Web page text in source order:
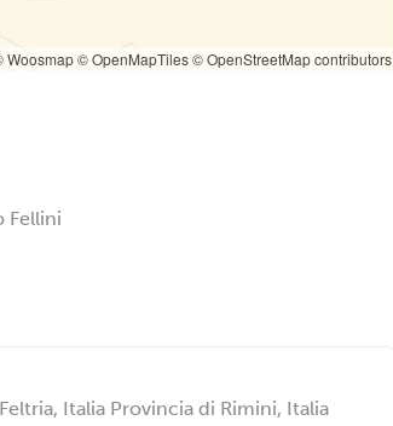
Woosmap© OpenMapTiles© OpenStreetMap contributors
Fellini
Italia Provincia di Rimini, Italia